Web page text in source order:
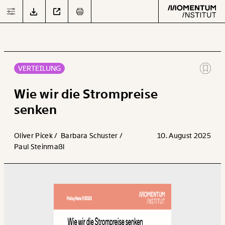
Arbeit
Verteilung
Datensätze
second
VERTEILUNG
Wie wir die Strompreise
senken
Oliver Picek / Barbara Schuster /
Paul Steinmaßl
10. August 2025
JETZT
DOWNLOADEN